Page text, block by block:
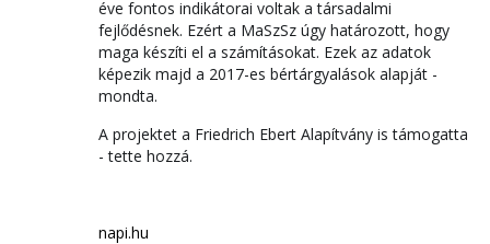
éve fontos indikátorai voltak a társadalmi
fejlődésnek. Ezért a MaSzSz úgy határozott, hogy
maga készíti el a számításokat. Ezek az adatok
képezik majd a 2017-es bértárgyalások alapját -
mondta.
A projektet a Friedrich Ebert Alapítvány is támogatta
- tette hozzá.
napi.hu